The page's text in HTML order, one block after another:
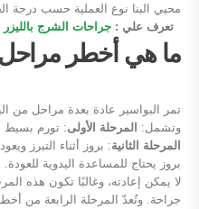
محيي البنا نوع العملية حسب درجة
تعرف علي : جراحات الشرج بالليزر
ما هي أخطر مراحل
تمر البواسير عادة بعدة مراحل من
وتشمل: المرحلة الأولى: تورم بسيط
المرحلة الثانية: بروز أثناء التبرز ويعود
بروز يحتاج للمساعدة اليدوية للعودة.
لا يمكن إعادته، وغالبًا تكون هذه
جراحة. وتُعدّ المرحلة الرابعة من